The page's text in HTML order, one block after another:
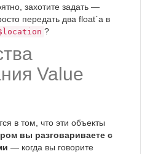
захотите задать —
передать два float`а в
?
Value
в том, что эти объекты
вы разговариваете с
— когда вы говорите